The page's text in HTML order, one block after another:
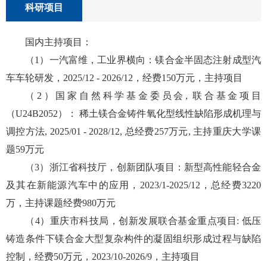
科研项目
国内主持项目：
（1）一汽富维，工业界横向：镁合金半固态注射成型汽
车车轮研发，2025/12 - 2026/12，经费150万元，主持项目
（2）国家自然科学基金委员会, 联合基金项目
（U24B2052）： 稀土镁合金铸件氧化型线性缺陷形成机理与
调控方法, 2025/01 - 2028/12, 总经费257万元, 主持重庆大学课
题59万元
（3）浙江省科技厅，创新团队项目：新型高性能轻合金
及其在新能源汽车中的应用，2023/1-2025/12，总经费3220
万，主持课题经费980万元
（4）重庆市科技局，创新发展联合基金重点项目: 低压
铸造条件下镁合金大型复杂构件的凝固组织形成过程与缺陷
控制，经费50万元，2023/10-2026/9，主持项目